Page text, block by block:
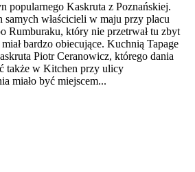
popularnego Kaskruta z Poznańskiej.
samych właścicieli w maju przy placu
Rumburaku, który nie przetrwał tu zbyt
bardzo obiecujące. Kuchnią Tapage
Piotr Ceranowicz, którego dania
także w Kitchen przy ulicy
miało być miejscem...